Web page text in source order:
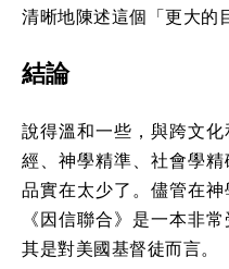
清晰地陳述這個「更大的
結論
說得溫和一些，與跨文
經、神學精準、社會學
品實在太少了。儘管在
《因信聯合》是一本非
其是對美國基督徒而言。